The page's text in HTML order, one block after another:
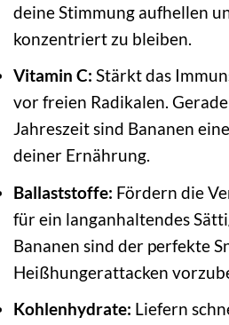
deine Stimmung aufhellen
konzentriert zu bleiben.
Vitamin C: Stärkt das
vor freien Radikalen.
Jahreszeit sind Bananen
deiner Ernährung.
Ballaststoffe: Fördern die
für ein langanhaltendes
Bananen sind der perfekte
Heißhungerattacken
Kohlenhydrate: Liefern